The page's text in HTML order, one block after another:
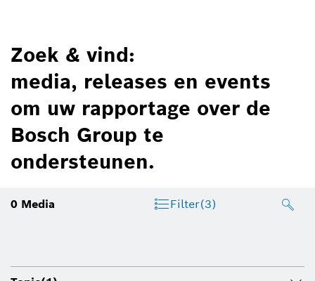
Zoek & vind:
media, releases en events
om uw rapportage over de
Bosch Group te
ondersteunen.
0 Media Filter(3)